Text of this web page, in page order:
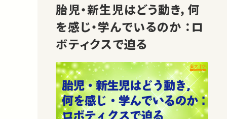
胎児・新生児はどう動き，何
を感じ・学んでいるのか ：ロ
ボティクスで迫る